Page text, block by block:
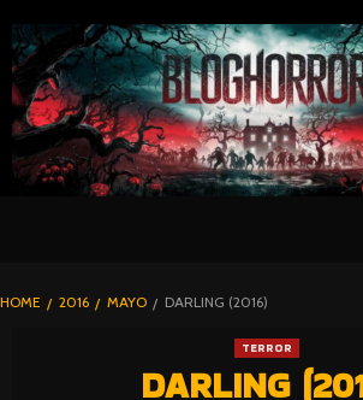
TO
CONTENT
BLOGHORROR
HOME 2016 MAYO DARLING (2016)
TERROR
DARLING